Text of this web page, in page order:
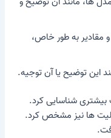
مقادیر به طور خاص،
اینتوضیحیا آنتوجیه.
بیشتری شناسایی کرد.
ها نیز مشخص کرد.